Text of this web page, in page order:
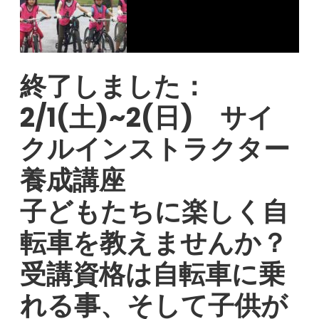
終了しました：
2/1(土)~2(日) サイ
クルインストラクター
養成講座
子どもたちに楽しく自
転車を教えませんか？
受講資格は自転車に乗
れる事、そして子供が